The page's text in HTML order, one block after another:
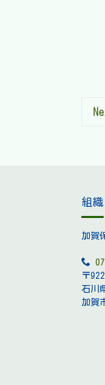
８
同
組織
加賀
〒
石川
加賀